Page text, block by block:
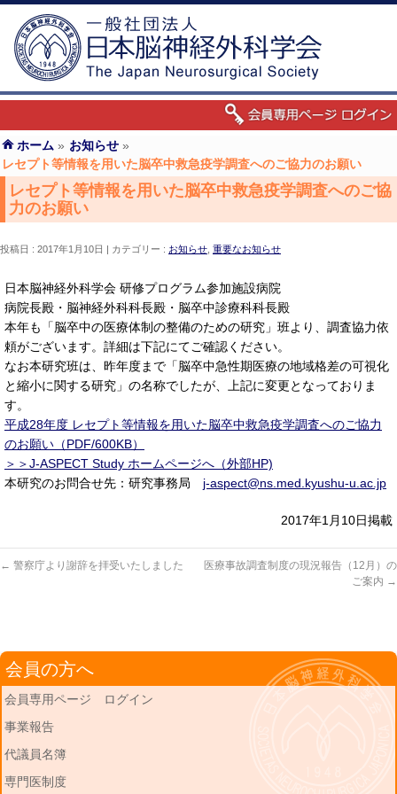
ホーム » お知らせ »
レセプト等情報を用いた脳卒中救急疫学調査へのご協力のお願い
レセプト等情報を用いた脳卒中救急疫学調査へのご協
力のお願い
投稿日 : 2017年1月10日 カテゴリー : お知らせ 重要なお知らせ
日本脳神経外科学会 研修プログラム参加施設病院
病院長殿・脳神経外科科長殿・脳卒中診療科科長殿
本年も「脳卒中の医療体制の整備のための研究」班より、調査協力依
頼がございます。詳細は下記にてご確認ください。
なお本研究班は、昨年度まで「脳卒中急性期医療の地域格差の可視化
と縮小に関する研究」の名称でしたが、上記に変更となっておりま
す。
平成28年度 レセプト等情報を用いた脳卒中救急疫学調査へのご協力
のお願い（PDF/600KB）
＞＞J-ASPECT Study ホームページへ（外部HP)
本研究のお問合せ先：研究事務局 j-aspect@ns.med.kyushu-u.ac.jp
2017年1月10日掲載
← 警察庁より謝辞を拝受いたしました
医療事故調査制度の現況報告（12月）の
ご案内 →
会員の方へ
会員専用ページ ログイン
事業報告
代議員名簿
専門医制度